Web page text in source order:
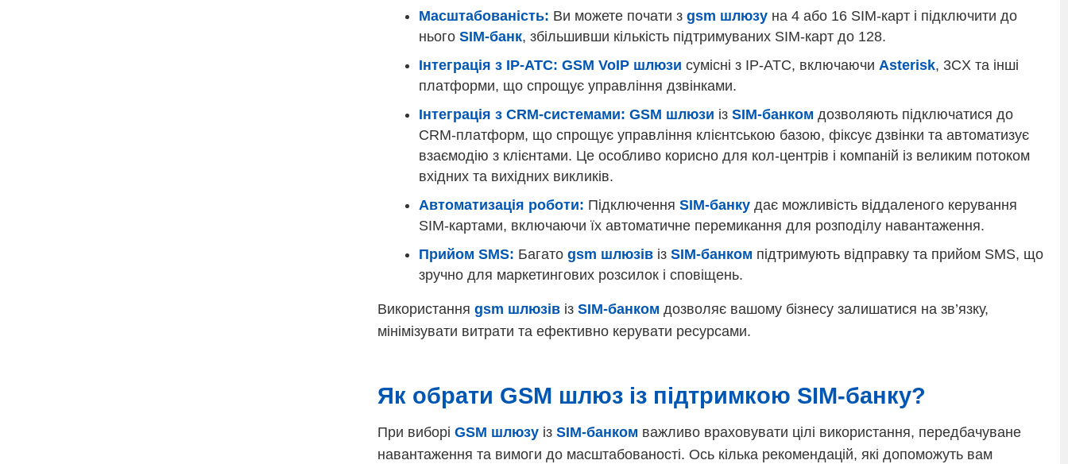
Масштабованість: Ви можете почати з gsm шлюзу на 4 або 16 SIM-карт і підключити до
нього SIM-банк, збільшивши кількість підтримуваних SIM-карт до 128.
Інтеграція з IP-АТС: GSM VoIP шлюзи сумісні з IP-АТС, включаючи Asterisk, 3CX та інші
платформи, що спрощує управління дзвінками.
Інтеграція з CRM-системами: GSM шлюзи із SIM-банком дозволяють підключатися до
CRM-платформ, що спрощує управління клієнтською базою, фіксує дзвінки та автоматизує
взаємодію з клієнтами. Це особливо корисно для кол-центрів і компаній із великим потоком
вхідних та вихідних викликів.
Автоматизація роботи: Підключення SIM-банку дає можливість віддаленого керування
SIM-картами, включаючи їх автоматичне перемикання для розподілу навантаження.
Прийом SMS: Багато gsm шлюзів із SIM-банком підтримують відправку та прийом SMS, що
зручно для маркетингових розсилок і сповіщень.
Використання gsm шлюзів із SIM-банком дозволяє вашому бізнесу залишатися на зв’язку,
мінімізувати витрати та ефективно керувати ресурсами.
Як обрати GSM шлюз із підтримкою SIM-банку?
При виборі GSM шлюзу із SIM-банком важливо враховувати цілі використання, передбачуване
навантаження та вимоги до масштабованості. Ось кілька рекомендацій, які допоможуть вам